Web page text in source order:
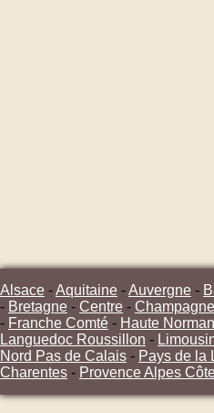
Alsace -Aquitaine -Auvergne -
- Bretagne - Centre -
- Franche Comté - Haute
Languedoc Roussillon -
Nord Pas de Calais - Pays de la
Charentes - Provence Alpes